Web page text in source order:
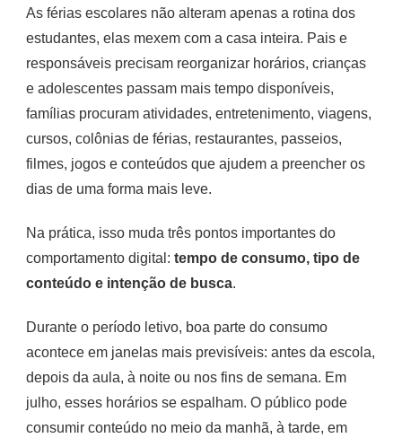
As férias escolares não alteram apenas a rotina dos
estudantes, elas mexem com a casa inteira. Pais e
responsáveis precisam reorganizar horários, crianças
e adolescentes passam mais tempo disponíveis,
famílias procuram atividades, entretenimento, viagens,
cursos, colônias de férias, restaurantes, passeios,
filmes, jogos e conteúdos que ajudem a preencher os
dias de uma forma mais leve.
Na prática, isso muda três pontos importantes do
comportamento digital: tempo de consumo, tipo de
conteúdo e intenção de busca.
Durante o período letivo, boa parte do consumo
acontece em janelas mais previsíveis: antes da escola,
depois da aula, à noite ou nos fins de semana. Em
julho, esses horários se espalham. O público pode
consumir conteúdo no meio da manhã, à tarde, em